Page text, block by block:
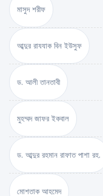
মাসুদ শরীফ
আব্দুর রাযযাক বিন ইউসুফ
ড. আলী তানতাবী
মুহম্মদ জাফর ইকবাল
ড. আব্দুর রহমান রাফাত পাশা রহ.
মোশতাক আহমেদ